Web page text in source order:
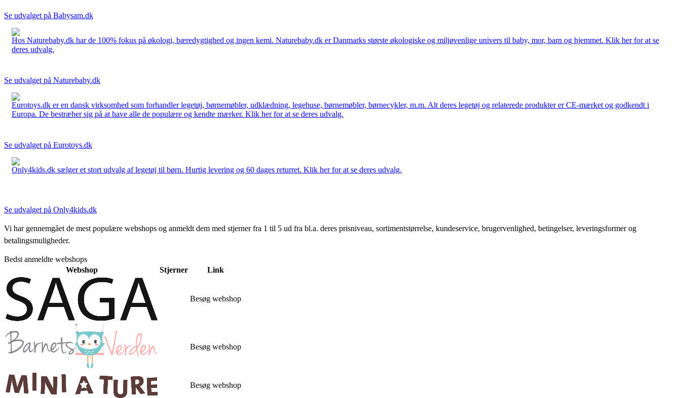
Se udvalget på Babysam.dk
Hos Naturebaby.dk har de 100% fokus på økologi, bæredygtighed og ingen kemi. Naturebaby.dk er Danmarks største økologiske og miljøvenlige univers til baby, mor, barn og hjemmet. Klik her for at se
deres udvalg.
Se udvalget på Naturebaby.dk
Eurotoys.dk er en dansk virksomhed som forhandler legetøj, børnemøbler, udklædning, legehuse, børnemøbler, børnecykler, m.m. Alt deres legetøj og relaterede produkter er CE-mærket og godkendt i
Europa. De bestræber sig på at have alle de populære og kendte mærker. Klik her for at se deres udvalg.
Se udvalget på Eurotoys.dk
Only4kids.dk sælger et stort udvalg af legetøj til børn. Hurtig levering og 60 dages returret. Klik her for at se deres udvalg.
Se udvalget på Only4kids.dk
Vi har gennemgået de mest populære webshops og anmeldt dem med stjerner fra 1 til 5 ud fra bl.a. deres prisniveau, sortimentstørrelse, kundeservice, brugervenlighed, betingelser, leveringsformer og
betalingsmuligheder.
Bedst anmeldte webshops
Webshop
Stjerner Link
Besøg webshop
Besøg webshop
Besøg webshop